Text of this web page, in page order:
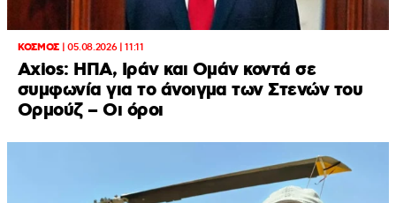
ΚΟΣΜΟΣ| 05.08.2026 | 11:11
Axios: ΗΠΑ, Ιράν και Ομάν κοντά σε
συμφωνία για το άνοιγμα των Στενών του
Ορμούζ – Οι όροι